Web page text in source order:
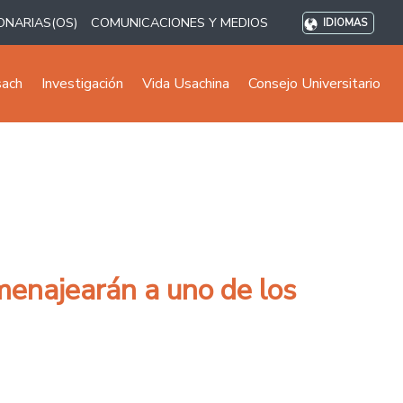
COMUNICACIONES Y MEDIOS IDIOMAS
Investigación Vida Usachina Consejo Universitario
a uno de los